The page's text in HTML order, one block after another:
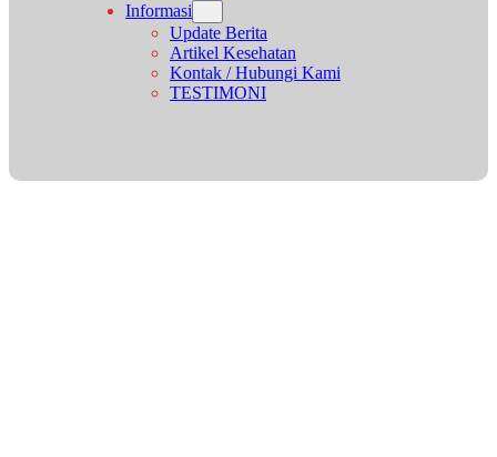
Informasi
Update Berita
Artikel Kesehatan
Kontak / Hubungi Kami
TESTIMONI